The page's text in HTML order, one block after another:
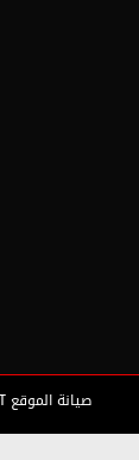
صيانة الموقع WWW.TOUTECH.NET